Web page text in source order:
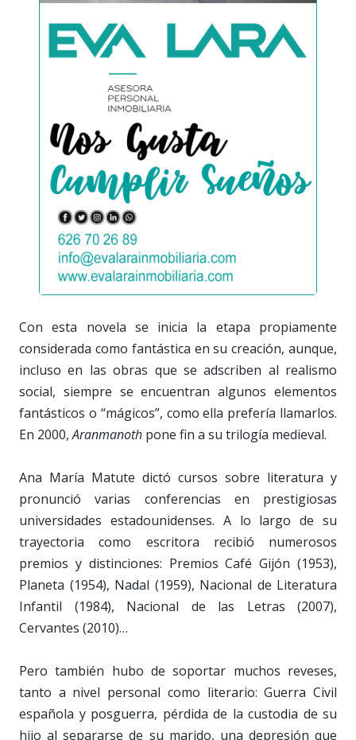
Con esta novela se inicia la etapa propiamente
considerada como fantástica en su creación, aunque,
incluso en las obras que se adscriben al realismo
social, siempre se encuentran algunos elementos
fantásticos o “mágicos”, como ella prefería llamarlos.
En 2000,Aranmanoth pone fin a su trilogía medieval.
Ana María Matute dictó cursos sobre literatura y
pronunció varias conferencias en prestigiosas
universidades estadounidenses. A lo largo de su
trayectoria como escritora recibió numerosos
premios y distinciones: Premios Café Gijón (1953),
Planeta (1954), Nadal (1959), Nacional de Literatura
Infantil (1984), Nacional de las Letras (2007),
Cervantes (2010)…
Pero también hubo de soportar muchos reveses,
tanto a nivel personal como literario: Guerra Civil
española y posguerra, pérdida de la custodia de su
hijo al separarse de su marido, una depresión que